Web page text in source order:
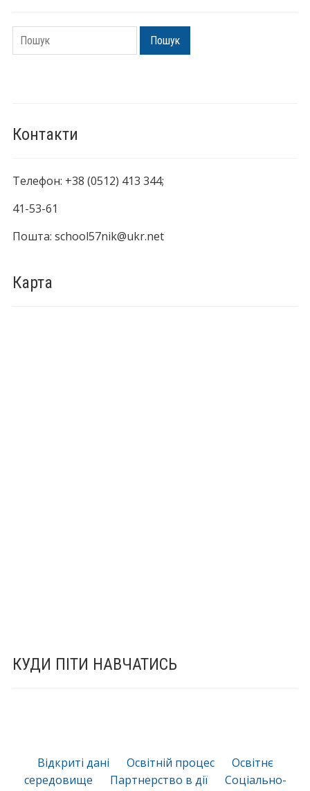
Пошук Пошук
Контакти
Телефон: +38 (0512) 413 344;
41-53-61
Пошта: school57nik@ukr.net
Карта
КУДИ ПІТИ НАВЧАТИСЬ
Відкриті дані Освітній процес
Освітнє
середовище
Партнерство в дії
Соціально-